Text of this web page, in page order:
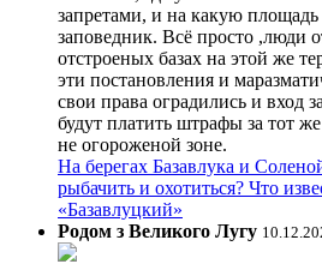
запретами, и на какую площадь
заповедник. Всё просто ,люди
отстроеных базах на этой же
эти постановления и
свои права оградились и вход
будут платить штрафы за тот
не огороженой зоне.
На берегах Базавлука и
рыбачить и охотиться? Что
«Базавлуцкий»
Родом з Великого Лугу